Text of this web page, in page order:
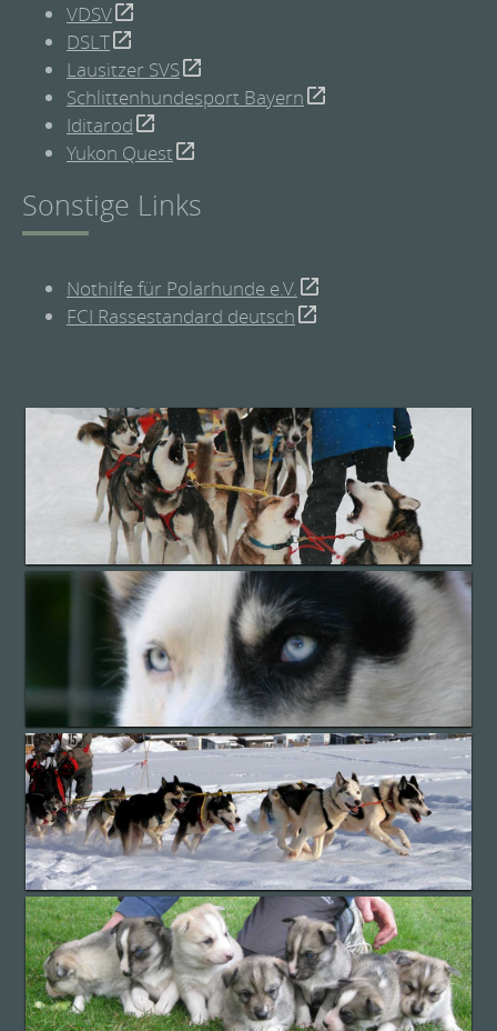
VDSV
DSLT
Lausitzer SVS
Schlittenhundesport Bayern
Iditarod
Yukon Quest
Sonstige Links
Nothilfe für Polarhunde e.V.
FCI Rassestandard deutsch